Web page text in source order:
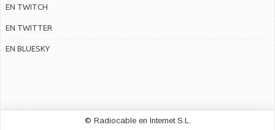
EN TWITCH
EN TWITTER
EN BLUESKY
© Radiocable en Internet S.L.